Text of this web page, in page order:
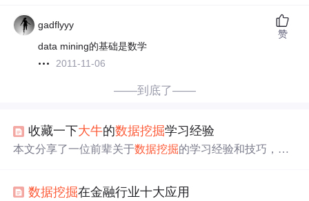
gadflyyy
data mining的基础是数学
2011-11-06
赞
——到底了——
收藏一下大牛的数据挖掘学习经验
本文分享了一位前辈关于数据挖掘的学习经验和技巧，从
数据挖掘在金融行业十大应用